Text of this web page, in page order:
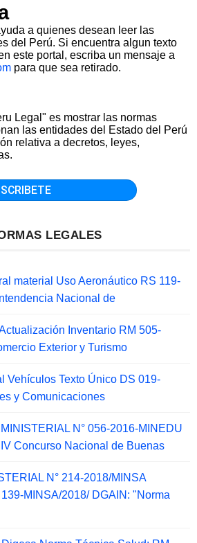
a quienes desean leer las
del Perú. Si encuentra algun texto
este portal, escriba un mensaje a
para que sea retirado.
Legal" es mostrar las normas
las entidades del Estado del Perú
relativa a decretos, leyes,
LEGALES
material Uso Aeronáutico RS 119-
Nacional de
Inventario RM 505-
Exterior y Turismo
Vehículos Texto Único DS 019-
y Comunicaciones
N° 056-2016-MINEDU
Concurso Nacional de Buenas
N° 214-2018/MINSA
MINSA/2018/ DGAIN: "Norma